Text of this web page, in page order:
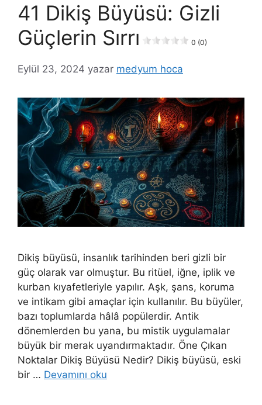
41 Dikiş Büyüsü: Gizli
Güçlerin Sırrı
0 (0)
Eylül 23, 2024 yazar medyum hoca
Dikiş büyüsü, insanlık tarihinden beri gizli bir
güç olarak var olmuştur. Bu ritüel, iğne, iplik ve
kurban kıyafetleriyle yapılır. Aşk, şans, koruma
ve intikam gibi amaçlar için kullanılır. Bu büyüler,
bazı toplumlarda hâlâ popülerdir. Antik
dönemlerden bu yana, bu mistik uygulamalar
büyük bir merak uyandırmaktadır. Öne Çıkan
Noktalar Dikiş Büyüsü Nedir? Dikiş büyüsü, eski
bir … Devamını oku